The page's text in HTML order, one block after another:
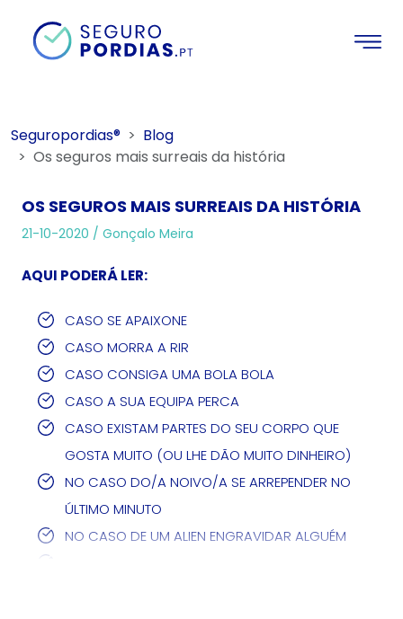
Seguropordias®
Blog
Os seguros mais surreais da história
OS SEGUROS MAIS SURREAIS DA HISTÓRIA
21-10-2020 / Gonçalo Meira
AQUI PODERÁ LER:
CASO SE APAIXONE
CASO MORRA A RIR
CASO CONSIGA UMA BOLA BOLA
CASO A SUA EQUIPA PERCA
CASO EXISTAM PARTES DO SEU CORPO QUE
GOSTA MUITO (OU LHE DÃO MUITO DINHEIRO)
NO CASO DO/A NOIVO/A SE ARREPENDER NO
ÚLTIMO MINUTO
NO CASO DE UM ALIEN ENGRAVIDAR ALGUÉM